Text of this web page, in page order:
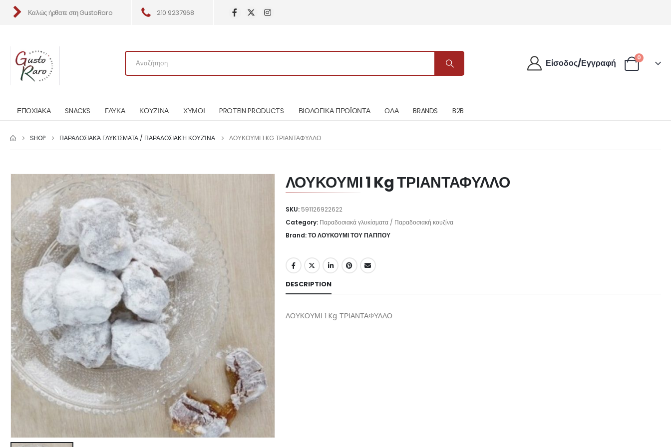
Καλώς ήρθατε στη GustoRaro 210 9237968
Είσοδος/Εγγραφή
0
ΕΠΟΧΙΑΚΑ SNACKS ΓΛΥΚΑ ΚΟΥΖΙΝΑ ΧΥΜΟΙ PROTEIN PRODUCTS ΒΙΟΛΟΓΙΚΑ ΠΡΟΪΟΝΤΑ ΟΛΑ BRANDS B2B
SHOP ΠΑΡΑΔΟΣΙΑΚΆ ΓΛΥΚΊΣΜΑΤΑ / ΠΑΡΑΔΟΣΙΑΚΉ ΚΟΥΖΊΝΑ ΛΟΥΚΟΥΜΙ 1 KG ΤΡΙΑΝΤΑΦΥΛΛΟ
ΛΟΥΚΟΥΜΙ 1 Kg ΤΡΙΑΝΤΑΦΥΛΛΟ
SKU: 591126922622
Category: Παραδοσιακά γλυκίσματα / Παραδοσιακή κουζίνα
Brand: ΤΟ ΛΟΥΚΟΥΜΙ ΤΟΥ ΠΑΠΠΟΥ
DESCRIPTION
ΛΟΥΚΟΥΜΙ 1 Kg ΤΡΙΑΝΤΑΦΥΛΛΟ